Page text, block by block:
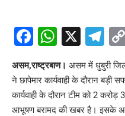
Facebook
X
असम,राष्ट्रबाण। असम में धुबुरी
ने छापेमार कार्यवाही के दौरान
कार्यवाही के दौरान टीम को 2
आभूषण बरामद की खबर है। इसके